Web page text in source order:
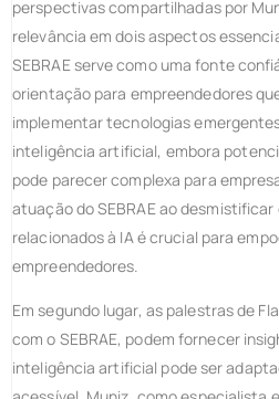
perspectivas compartilhadas por
relevância em dois aspectos
SEBRAE serve como uma fonte
orientação para empreendedores
implementar tecnologias
inteligência artificial, embora
pode parecer complexa para
atuação do SEBRAE ao
relacionados à IA é crucial para
empreendedores.
Em segundo lugar, as palestras de
com o SEBRAE, podem fornecer
inteligência artificial pode ser